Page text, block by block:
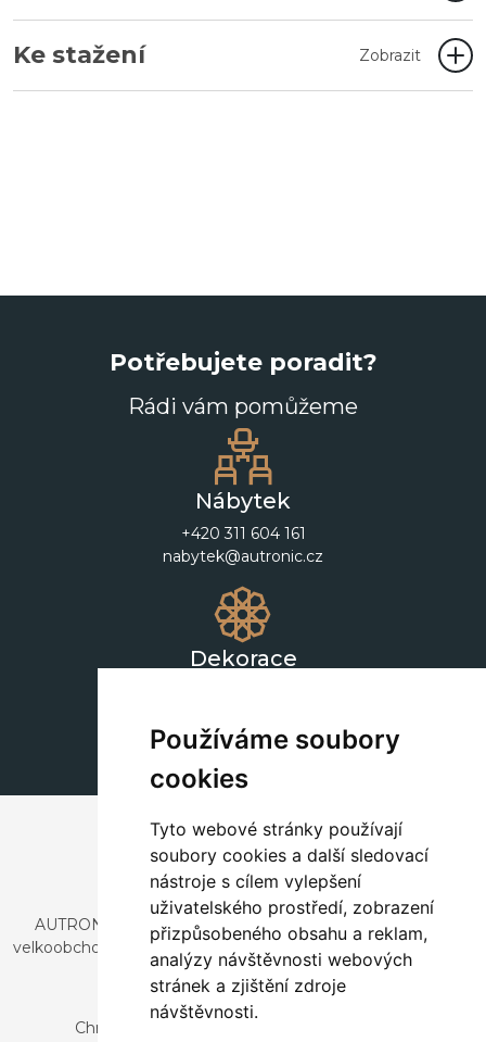
Používáme soubory
cookies
Tyto webové stránky používají
soubory cookies a další sledovací
nástroje s cílem vylepšení
uživatelského prostředí, zobrazení
přizpůsobeného obsahu a reklam,
analýzy návštěvnosti webových
stránek a zjištění zdroje
návštěvnosti.
Ke stažení Zobrazit
Potřebujete poradit?
Rádi vám pomůžeme
Nábytek
+420 311 604 161
nabytek@autronic.cz
Dekorace
AUTRONIC, s.r.o. je společnost zabývající se dovozem a
velkoobchodním prodejem designového i stylového nábytku
a dekorací.
Česká republika
Chrustenice 270, 267 12 Loděnice u Berouna